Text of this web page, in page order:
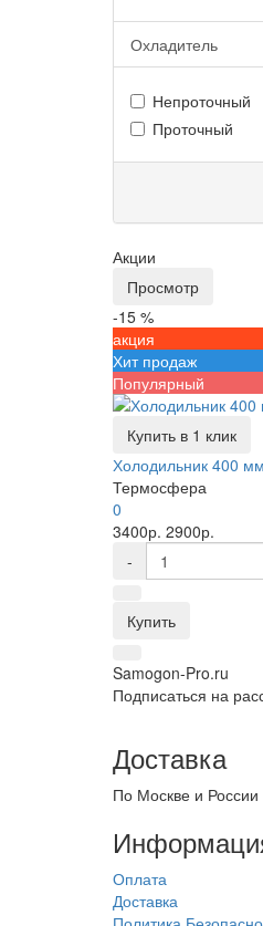
Охладитель
Непроточный
Проточный
Акции
Просмотр
-15 %
акция
Хит продаж
Популярный
Купить в 1 клик
Холодильник 400
Термосфера
0
3400р. 2900р.
-
Купить
Samogon-Pro.ru
Подписаться на
Доставка
По Москве и России
Оплата
Доставка